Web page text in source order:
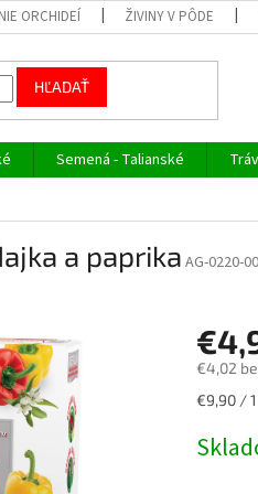
ORCHIDEÍ ŽIVINY V PÔDE
HĽADAŤ
Semená - Talianské
a paprikaAG-0220-
€4,02
€9,90 /